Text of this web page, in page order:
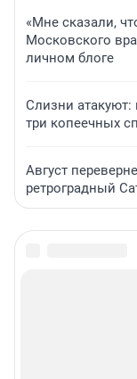
«Мне сказали,
Московского
личном блоге
Слизни атакуют:
три копеечных
Август
ретроградный